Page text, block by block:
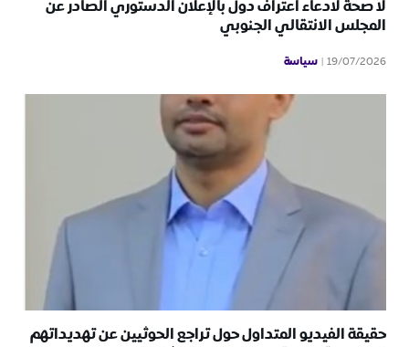
لا صحة لادعاء اعتراف دول بالإعلان الدستوري الصادر عن
المجلس الانتقالي الجنوبي
19/07/2026 سياسة
حقيقة الفيديو المتداول حول تراجع الحوثيين عن تهديداتهم